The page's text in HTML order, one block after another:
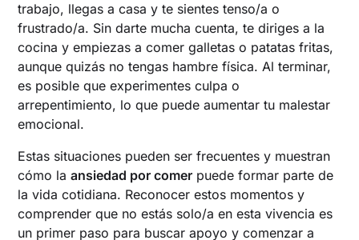
trabajo, llegas a casa y te sientes tenso/a o
frustrado/a. Sin darte mucha cuenta, te diriges a la
cocina y empiezas a comer galletas o patatas fritas,
aunque quizás no tengas hambre física. Al terminar,
es posible que experimentes culpa o
arrepentimiento, lo que puede aumentar tu malestar
emocional.
Estas situaciones pueden ser frecuentes y muestran
cómo laansiedad por comer puede formar parte de
la vida cotidiana. Reconocer estos momentos y
comprender que no estás solo/a en esta vivencia es
un primer paso para buscar apoyo y comenzar a